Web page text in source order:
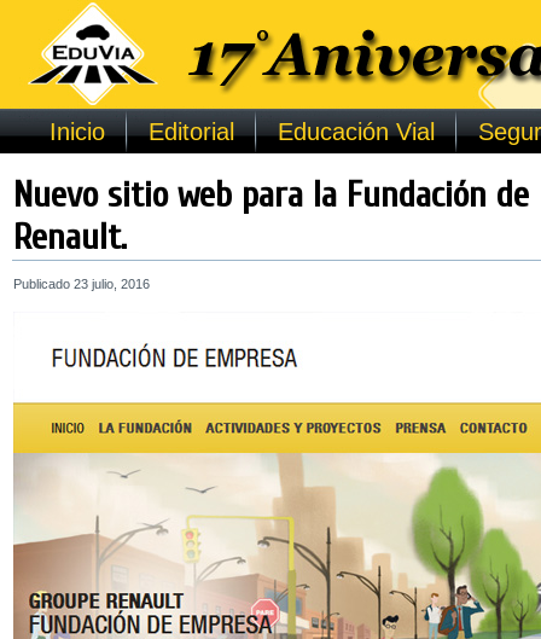
Inicio Editorial Educación Vial
Nuevo sitio web para la Fundación de
Renault.
Publicado 23 julio, 2016